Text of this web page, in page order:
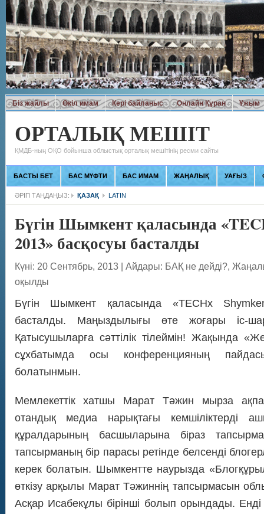
Біз жайлы Өкіл имам Кері байланыс Онлайн Құран Ұжым
ОРТАЛЫҚ МЕШІТ
ҚМДБ-ның ОҚО бойынша облыстық орталық мешітінің ресми сайты
БАСТЫ БЕТ БАС МҮФТИ БАС ИМАМ ЖАҢАЛЫҚ УАҒЫЗ
ӘРІП ТАҢДАҢЫЗ: ҚАЗАҚ LATIN
Бүгін Шымкент қаласында
2013» басқосуы басталды
Күні: 20 Сентябрь, 2013| Айдары: БАҚ не дейді?,
оқылды
Бүгін Шымкент қаласында «TECHx
басталды. Маңыздылығы өте жоғары іс-
Қатысушыларға сәттілік тілеймін! Жақында
сұхбатымда осы конференцияның
болатынмын.
Мемлекеттік хатшы Марат Тәжин мырза
отандық медиа нарықтағы кемшіліктерді
құралдарының басшыларына біраз
тапсырманың бір парасы ретінде белсенді
керек болатын. Шымкентте наурызда
өткізу арқылы Марат Тәжиннің тапсырмасын
Асқар Исабекұлы бірінші болып орындады.